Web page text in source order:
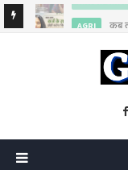
AGRI कब